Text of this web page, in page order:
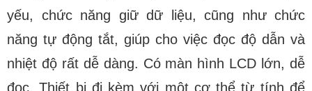
yếu, chức năng giữ dữ liệu, cũng như chức
năng tự động tắt, giúp cho việc đọc độ dẫn và
nhiệt độ rất dễ dàng. Có màn hình LCD lớn, dễ
đọc. Thiết bị đi kèm với một cơ thể từ tính để